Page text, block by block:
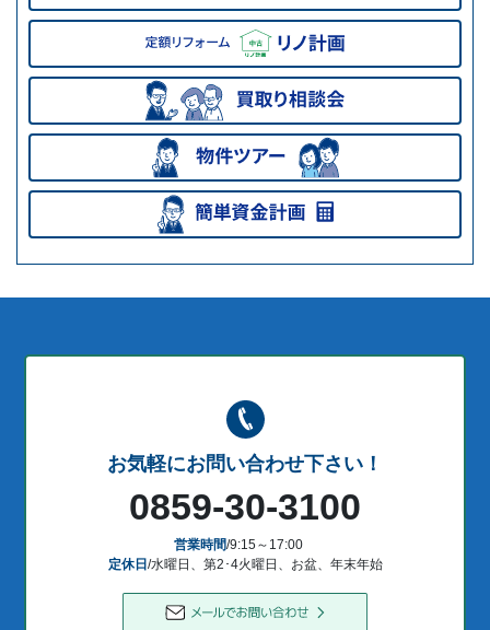
お気軽にお問い合わせ下さい！
0859-30-3100
営業時間/9:15～17:00
定休日 /水曜日、第2･4火曜日、お盆、年末年始